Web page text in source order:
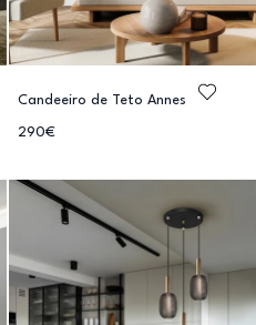
Candeeiro de Teto Annes
290€